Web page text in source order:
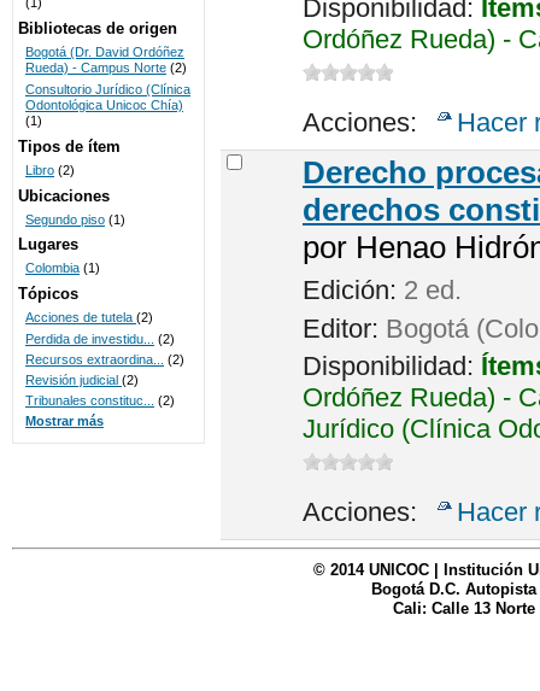
Disponibilidad:
Ordóñez Rueda) -
Acciones: Hacer
Derecho
derechos
por Henao
Edición: 2 ed.
Editor: Bogotá
Disponibilidad:
Ordóñez Rueda) -
Jurídico (Clínica
Acciones: Hacer
(1)
Bibliotecas de origen
Bogotá (Dr. David Ordóñez
Rueda) - Campus Norte (2)
Consultorio Jurídico (Clínica
Odontológica Unicoc Chía)
(1)
Tipos de ítem
Libro (2)
Ubicaciones
Segundo piso (1)
Lugares
Colombia (1)
Tópicos
Acciones de tutela (2)
Perdida de investidu...
(2)
Recursos extraordina...
(2)
Revisión judicial (2)
Tribunales constituc...
(2)
Mostrar más
© 2014 UNICOC | Institución
Bogotá D.C. Autopista
Cali: Calle 13 Norte